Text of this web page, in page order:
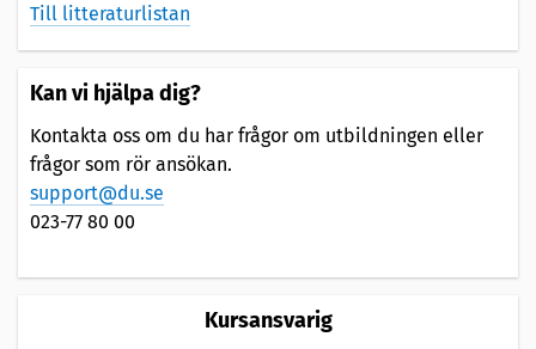
Till litteraturlistan
Kan vi hjälpa dig?
Kontakta oss om du har frågor om utbildningen eller
frågor som rör ansökan.
support@du.se
023-77 80 00
Kursansvarig